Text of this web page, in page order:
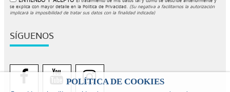
POLÍTICA DE COOKIES
se explica con mayor detalle en la Política de Privacidad.
(Su negativa a facilitarnos la autorización
implicará la imposibilidad de tratar sus datos con la finalidad indicada)
SÍGUENOS